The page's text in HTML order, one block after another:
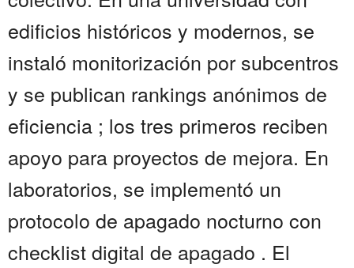
edificios históricos y modernos, se
instaló monitorización por subcentros
y se publican rankings anónimos de
eficiencia ; los tres primeros reciben
apoyo para proyectos de mejora. En
laboratorios, se implementó un
protocolo de apagado nocturno con
checklist digital de apagado . El